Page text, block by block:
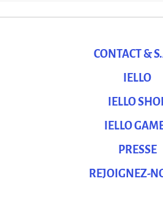
CONTACT &
IELLO
IELLO
IELLO
PRESSE
REJOIGNEZ-